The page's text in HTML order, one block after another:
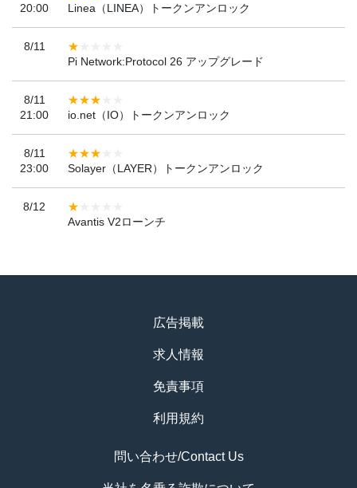
20:00
Linea（LINEA）トークンアンロック
8/11
Pi Network:Protocol 26 アップグレード
8/11
21:00
io.net（IO）トークンアンロック
8/11
23:00
Solayer（LAYER）トークンアンロック
8/12
Avantis V2ローンチ
広告掲載
求人情報
免責事項
利用規約
問い合わせ/Contact Us